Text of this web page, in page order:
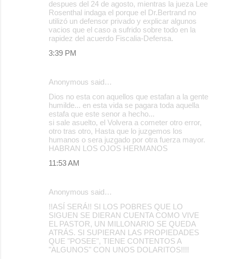
despues del 24 de agosto, mientras la jueza Lee
Rosenthal indaga el porque el Dr.Bertrand no
utilizó un defensor privado y explicar algunos
vacios que el caso a sufrido sobre todo en la
rapidez del acuerdo Fiscalia-Defensa.
3:39 PM
Anonymous said…
Dios no esta con aquellos que estafan a la gente
humilde... en esta vida se pagara toda aquella
estafa que este senor a hecho...
si sale asuelto, el Volvera a cometer otro error,
otro tras otro, Hasta que lo juzgemos los
humanos o sera juzgado por otra fuerza mayor.
HABRAN LOS OJOS HERMANOS
11:53 AM
Anonymous said…
!!ASÍ SERÁ!! SI LOS POBRES QUE LO
SIGUEN SE DIERAN CUENTA COMO VIVE
EL PASTOR, UN MILLONARIO SE QUEDA
ATRÁS. SI SUPIERAN LAS PROPIEDADES
QUE "POSEE", TIENE CONTENTOS A
"ALGUNOS" CON UNOS DOLARITOS!!!!